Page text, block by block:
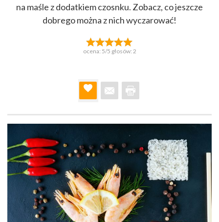
na maśle z dodatkiem czosnku. Zobacz, co jeszcze
dobrego można z nich wyczarować!
ocena: 5/5 głosów: 2